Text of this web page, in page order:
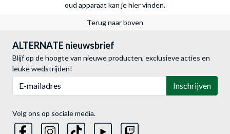
oud apparaat kan je hier vinden.
Terug naar boven
ALTERNATE nieuwsbrief
Blijf op de hoogte van nieuwe producten, exclusieve acties en
leuke wedstrijden!
Inschrijven
Volg ons op sociale media.